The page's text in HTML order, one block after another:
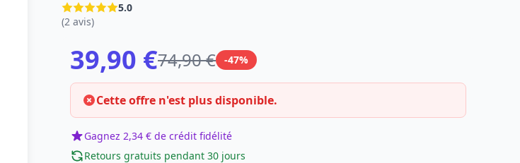
5.0
(2 avis)
39,90 €74,90 € -47%
Cette offre n'est plus disponible.
Gagnez 2,34 € de crédit fidélité
Retours gratuits pendant 30 jours